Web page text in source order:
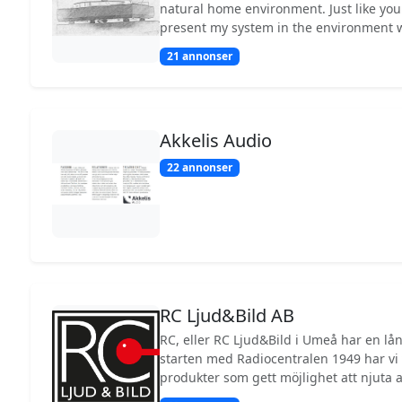
natural home environment. Just like
present my system in the environment
be experienced - in a home. Based on
listening environment and budget, we
21 annonser
Akkelis Audio
22 annonser
RC Ljud&Bild AB
RC, eller RC Ljud&Bild i Umeå har en
starten med Radiocentralen 1949 har
produkter som gett möjlighet att njuta
sätt. Vinylspelare på sjuttiotalet till VHS